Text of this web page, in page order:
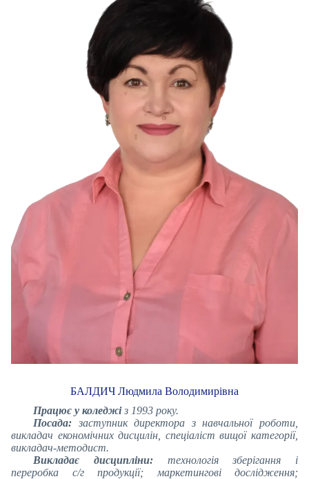
БАЛДИЧ Людмила Володимирівна
Працює у коледжіз 1993 року.
Посада: заступник директора з навчальної роботи,
викладач економічних дисцилін, спеціаліст вищої категорії,
викладач-методист.
Викладає дисципліни:технологія зберігання і
переробка с/г продукції; маркетингові дослідження;